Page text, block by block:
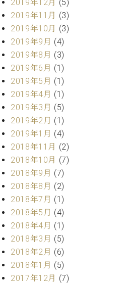
W.
ホ
フ
マ
ン
プ
ロ
フ
ェ
ッ
シ
ョ
ナ
ル
W.
ホ
フ
マ
ン
ト
ラ
デ
(PDF)
お
問
い
合
わ
本
社
：
八
子
・
技
術
営
業
セ
ン
タ
ー
2019年12月
(5)
2019年11月 (3)
2019年10月 (3)
2019年9月 (4)
2019年8月 (3)
2019年6月 (1)
2019年5月 (1)
2019年4月 (1)
2019年3月 (5)
2019年2月 (1)
2019年1月 (4)
2018年11月 (2)
2018年10月 (7)
2018年9月 (7)
2018年8月 (2)
2018年7月 (1)
2018年5月 (4)
2018年4月 (1)
2018年3月 (5)
2018年2月 (6)
2018年1月 (5)
2017年12月 (7)